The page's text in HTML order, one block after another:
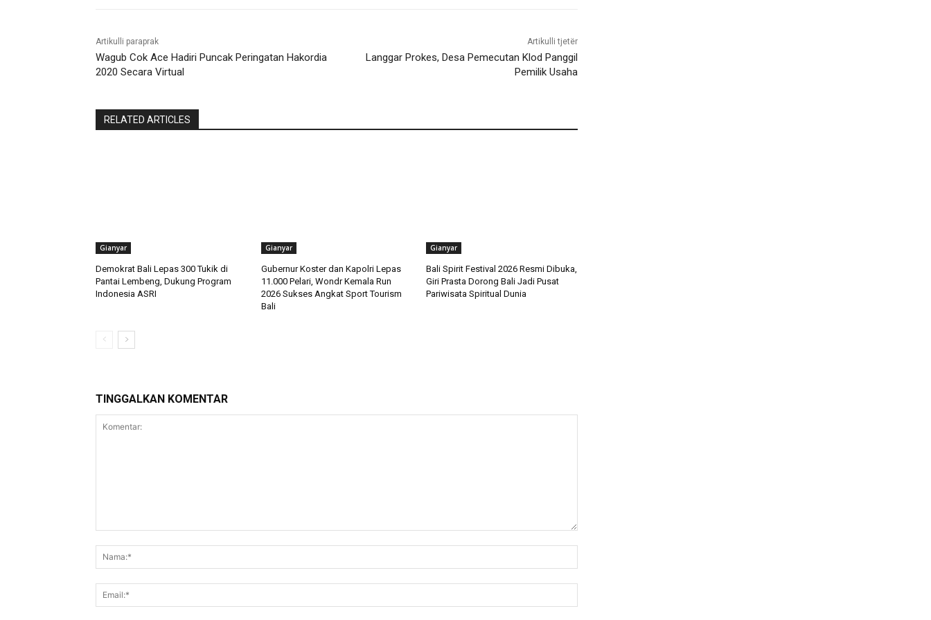
Artikulli paraprak
Wagub Cok Ace Hadiri Puncak Peringatan Hakordia
2020 Secara Virtual
Artikulli tjetër
Langgar Prokes, Desa Pemecutan Klod Panggil
Pemilik Usaha
RELATED ARTICLES
Gianyar
Demokrat Bali Lepas 300 Tukik di
Pantai Lembeng, Dukung Program
Indonesia ASRI
Gianyar
Gubernur Koster dan Kapolri Lepas
11.000 Pelari, Wondr Kemala Run
2026 Sukses Angkat Sport Tourism
Bali
Gianyar
Bali Spirit Festival 2026 Resmi Dibuka,
Giri Prasta Dorong Bali Jadi Pusat
Pariwisata Spiritual Dunia
TINGGALKAN KOMENTAR